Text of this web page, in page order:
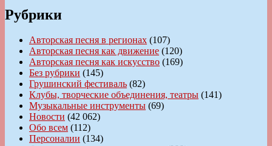
Рубрики
Авторская песня в регионах (107)
Авторская песня как движение (120)
Авторская песня как искусство (169)
Без рубрики (145)
Грушинский фестиваль (82)
Клубы, творческие объединения, театры (141)
Музыкальные инструменты (69)
Новости (42 062)
Обо всем (112)
Персоналии (134)